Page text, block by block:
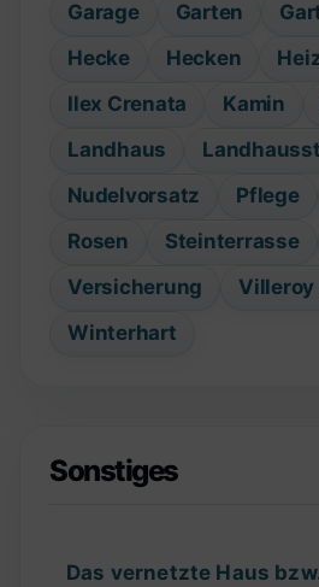
Garage
Garten
Hecke
Hecken
Ilex Crenata
Kamin
Landhaus
Nudelvorsatz
Pflege
Rosen
Steinterrasse
Versicherung
Villeroy
Winterhart
Sonstiges
Das vernetzte Haus